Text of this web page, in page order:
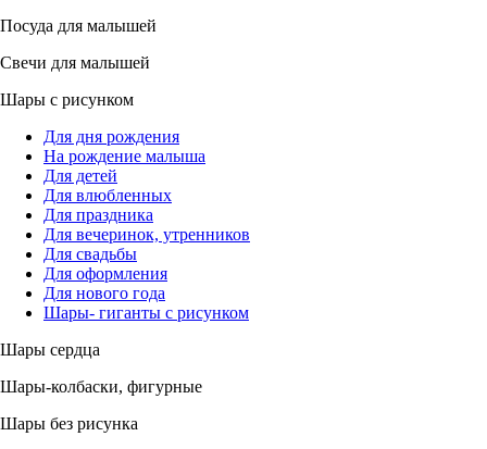
Посуда для малышей
Свечи для малышей
Шары с рисунком
Для дня рождения
На рождение малыша
Для детей
Для влюбленных
Для праздника
Для вечеринок, утренников
Для свадьбы
Для оформления
Для нового года
Шары- гиганты с рисунком
Шары сердца
Шары-колбаски, фигурные
Шары без рисунка